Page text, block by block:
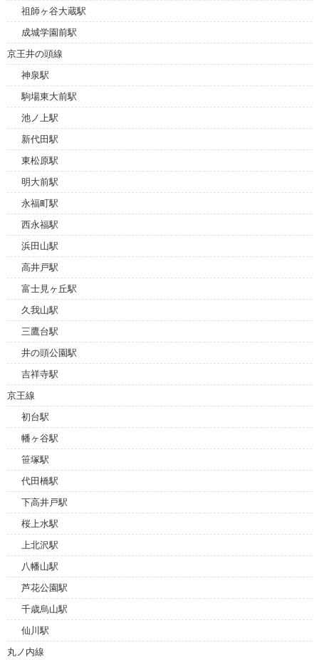
祖師ヶ谷大蔵駅
成城学園前駅
京王井の頭線
神泉駅
駒場東大前駅
池ノ上駅
新代田駅
東松原駅
明大前駅
永福町駅
西永福駅
浜田山駅
高井戸駅
富士見ヶ丘駅
久我山駅
三鷹台駅
井の頭公園駅
吉祥寺駅
京王線
初台駅
幡ヶ谷駅
笹塚駅
代田橋駅
下高井戸駅
桜上水駅
上北沢駅
八幡山駅
芦花公園駅
千歳烏山駅
仙川駅
丸ノ内線